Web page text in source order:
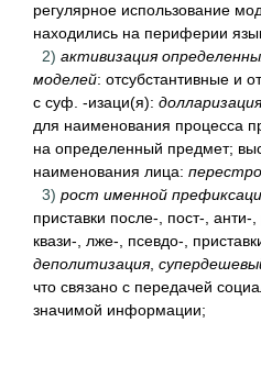
регулярное использование
находились на периферии
2) активизация
моделей: отсубстантивные и
с суф. -изаци(я): долларизация
для наименования процесса
на определенный предмет;
наименования лица:
3) рост именной
приставки после-, пост-,
квази-, лже-, псевдо-,
деполитизация,
что связано с передачей
значимой информации;